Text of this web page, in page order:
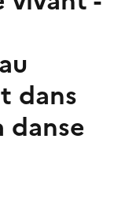
dans
danse